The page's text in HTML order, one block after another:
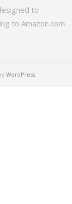
to
to Amazon.com
WordPress.